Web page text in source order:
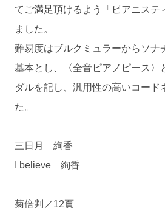
てご満足頂けるよう「ピアニステ
ました。
難易度はブルクミュラーからソナ
基本とし、〈全音ピアノピース〉
ダルを記し、汎用性の高いコード
た。
三日月 絢香
I believe 絢香
菊倍判／12頁